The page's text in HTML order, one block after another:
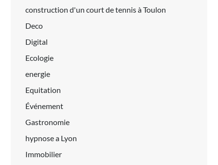
construction d'un court de tennis à Toulon
Deco
Digital
Ecologie
energie
Equitation
Événement
Gastronomie
hypnose a Lyon
Immobilier